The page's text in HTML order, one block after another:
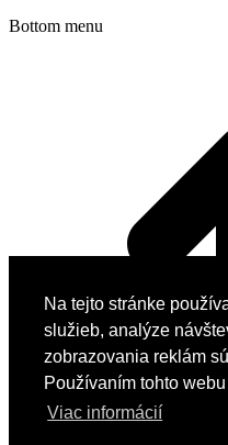
Na tejto stránke
služieb, analýze
zobrazovania reklám
Používaním tohto
Viac informácií
Bottom menu